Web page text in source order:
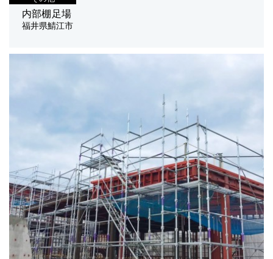
内部棚足場
福井県鯖江市